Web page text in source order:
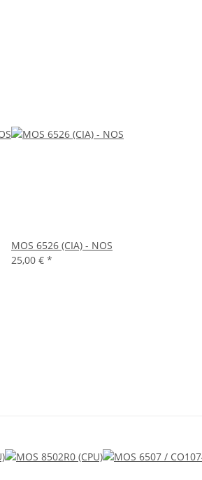
MOS 6526 (CIA) - NOS
25,00 € *